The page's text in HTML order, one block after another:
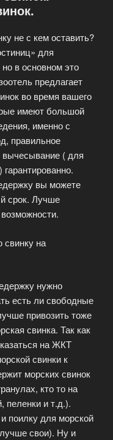
не с кем оставить?
для
в основном это
предлагает
во время вашего
имеют большой
именно с
правильное
( для
вы можете
срок. Лучше
свинку на
нужно
есть ли свободные
привозить тоже
свинка. Так как
на ЖКТ
свинки к
морских свинок
кто то на
пеленки и т.д.).
поилку для морской
свои). Ну и